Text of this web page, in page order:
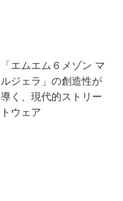
「エムエム６メゾン マ
ルジェラ」の創造性が
導く、現代的ストリー
トウェア